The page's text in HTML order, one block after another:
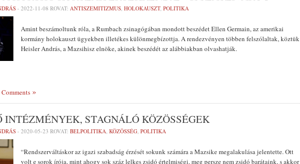
- 2022-11-08 ROVAT: ANTISZEMITIZMUS, HOLOKAUSZT, POLITIKA
Amint beszámoltunk róla, a Rumbach zsinagógában mondott beszédet Ellen Germain, az amerikai
kormány holokauszt ügyekben illetékes különmegbízottja. A rendezvényen többen felszólaltak, köztük
Heisler András, a Mazsihisz elnöke, akinek beszédét az alábbiakban olvashatják.
Comments
INTÉZMÉNYEK, STAGNÁLÓ KÖZÖSSÉGEK
- 2020-05-23 ROVAT: BELPOLITIKA, KÖZÖSSÉG, POLITIKA
“Rendszerváltáskor az igazi szabadság érzését sokunk számára a Mazsike megalakulása jelentette. Ott
volt e sorok írója, mint ahogy sok száz lelkes zsidó értelmiségi, meg persze nem zsidó barátaink, s akkor